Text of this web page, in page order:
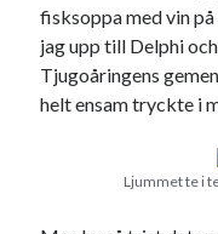
fisksoppa med vin
jag upp till Delphi
Tjugoåringens
helt ensam tryckte i
Ljummet te i